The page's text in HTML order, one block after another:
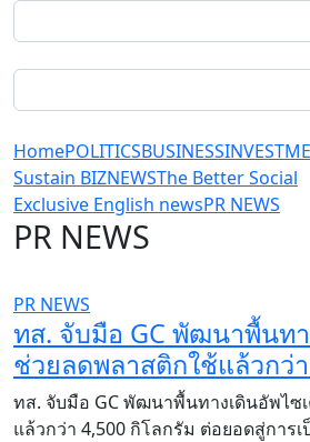
HomePOLITICSBUSINESS
Sustain BIZNEWSThe Better Social
Exclusive English newsPR NEWS
PR NEWS
PR NEWS
ทส. จับมือ GC พัฒนาพื้นท
ช่วยลดพลาสติกใช้แล้วกว่
ทส. จับมือ GC พัฒนาพื้นทางเดินอัพไซ
แล้วกว่า 4,500 กิโลกรัม ต่อยอดสู่การ